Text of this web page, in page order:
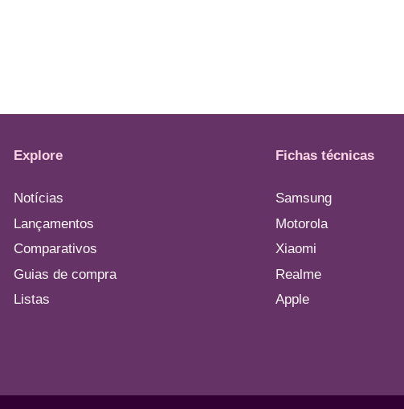
Explore
Notícias
Lançamentos
Comparativos
Guias de compra
Listas
Fichas técnicas
Samsung
Motorola
Xiaomi
Realme
Apple